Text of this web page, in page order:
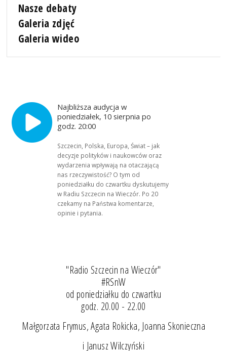
Nasze debaty
Galeria zdjęć
Galeria wideo
Najbliższa audycja w
poniedziałek, 10 sierpnia po
godz. 20:00
Szczecin, Polska, Europa, Świat – jak
decyzje polityków i naukowców oraz
wydarzenia wpływają na otaczającą
nas rzeczywistość? O tym od
poniedziałku do czwartku dyskutujemy
w Radiu Szczecin na Wieczór. Po 20
czekamy na Państwa komentarze,
opinie i pytania.
"Radio Szczecin na Wieczór"
#RSnW
od poniedziałku do czwartku
godz. 20.00 - 22.00
Małgorzata Frymus, Agata Rokicka, Joanna Skonieczna
i Janusz Wilczyński